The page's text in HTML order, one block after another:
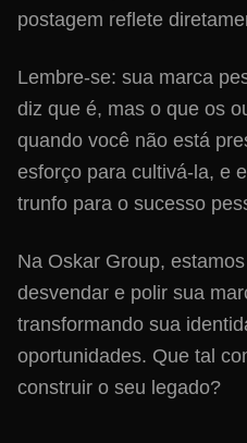
postagem reflete
Lembre-se: sua marca
diz que é, mas o que os
quando você não está
esforço para cultivá-la, e
trunfo para o sucesso
Na Oskar Group,
desvendar e polir sua
transformando sua
oportunidades. Que tal
construir o seu legado?